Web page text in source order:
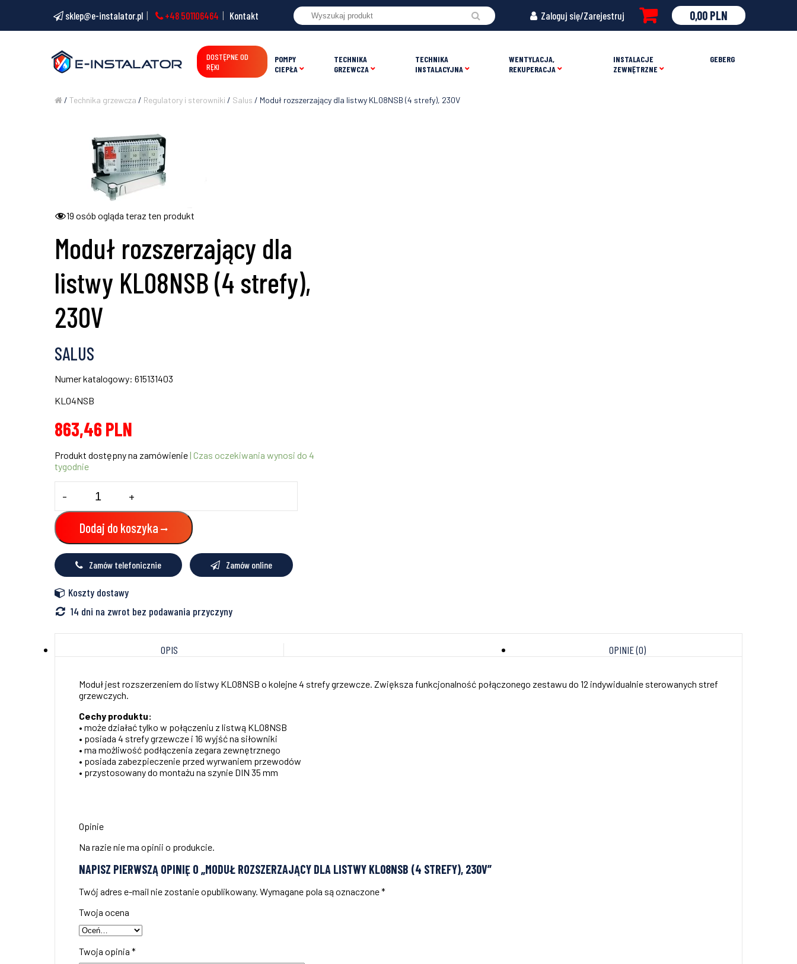
sklep@e-instalator.pl +48 501106464 Kontakt Zaloguj się/Zarejestruj 0,00 PLN
DOSTĘPNE OD
RĘKI
POMPY
CIEPŁA
TECHNIKA
GRZEWCZA
TECHNIKA
INSTALACYJNA
WENTYLACJA,
REKUPERACJA
INSTALACJE
ZEWNĘTRZNE
GEBERG
/ Technika grzewcza / Regulatory i sterowniki / Salus / Moduł rozszerzający dla listwy KL08NSB (4 strefy), 230V
19 osób ogląda teraz ten produkt
Moduł rozszerzający dla
listwy KL08NSB (4 strefy),
230V
SALUS
Numer katalogowy: 615131403
KL04NSB
863,46 PLN
Produkt dostępny na zamówienie| Czas oczekiwania wynosi do 4
tygodnie
Moduł
rozszerzający
dla
listwy
KL08NSB
(4
strefy),
230V
- +
Dodaj do koszyka
Zamów telefonicznie Zamów online
Koszty dostawy
14 dni na zwrot bez podawania przyczyny
OPIS OPINIE (0)
Moduł jest rozszerzeniem do listwy KL08NSB o kolejne 4 strefy grzewcze. Zwiększa funkcjonalność połączonego zestawu do 12 indywidualnie sterowanych stref
grzewczych.
Cechy produktu:
• może działać tylko w połączeniu z listwą KL08NSB
• posiada 4 strefy grzewcze i 16 wyjść na siłowniki
• ma możliwość podłączenia zegara zewnętrznego
• posiada zabezpieczenie przed wyrwaniem przewodów
• przystosowany do montażu na szynie DIN 35 mm
Opinie
Na razie nie ma opinii o produkcie.
NAPISZ PIERWSZĄ OPINIĘ O „MODUŁ ROZSZERZAJĄCY DLA LISTWY KL08NSB (4 STREFY), 230V”
Twój adres e-mail nie zostanie opublikowany. Wymagane pola są oznaczone*
Twoja ocena
Twoja opinia *